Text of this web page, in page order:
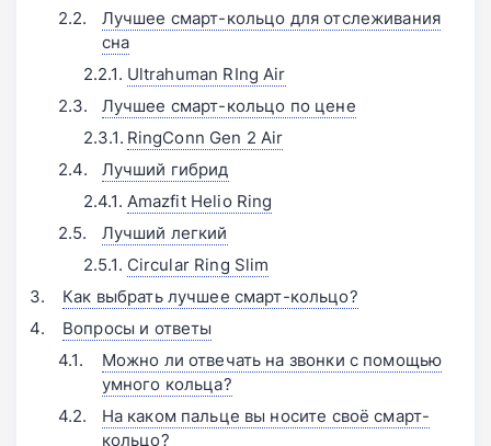
Лучшее смарт-кольцо для отслеживания
сна
Ultrahuman RIng Air
Лучшее смарт-кольцо по цене
RingConn Gen 2 Air
Лучший гибрид
Amazfit Helio Ring
Лучший легкий
Circular Ring Slim
Как выбрать лучшее смарт-кольцо?
Вопросы и ответы
Можно ли отвечать на звонки с помощью
умного кольца?
На каком пальце вы носите своё смарт-
кольцо?